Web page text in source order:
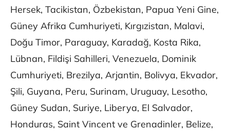
Hersek, Tacikistan, Özbekistan, Papua Yeni Gine,
Güney Afrika Cumhuriyeti, Kırgızistan, Malavi,
Doğu Timor, Paraguay, Karadağ, Kosta Rika,
Lübnan, Fildişi Sahilleri, Venezuela, Dominik
Cumhuriyeti, Brezilya, Arjantin, Bolivya, Ekvador,
Şili, Guyana, Peru, Surinam, Uruguay, Lesotho,
Güney Sudan, Suriye, Liberya, El Salvador,
Honduras, Saint Vincent ve Grenadinler, Belize,